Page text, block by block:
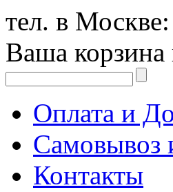
тел. в Москве:
Ваша корзина
Оплата и
Контакты